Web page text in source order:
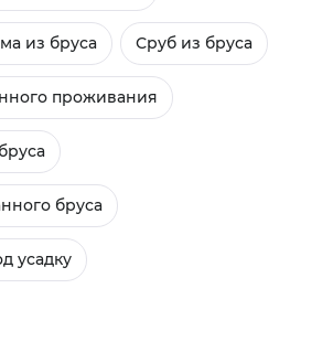
из бруса Сруб из бруса
проживания
бруса
усадку